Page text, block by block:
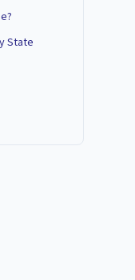
State